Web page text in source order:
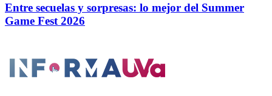
Entre secuelas y sorpresas: lo mejor del Summer
Game Fest 2026